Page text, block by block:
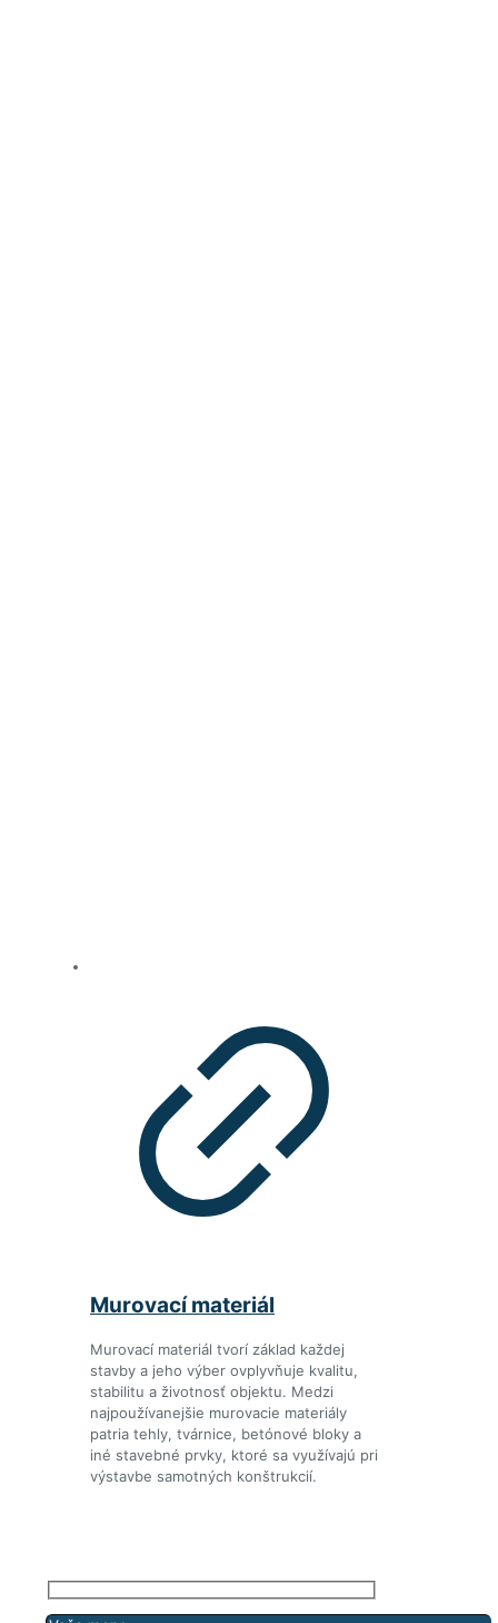
Murovací materiál
Murovací materiál tvorí základ každej
stavby a jeho výber ovplyvňuje kvalitu,
stabilitu a životnosť objektu. Medzi
najpoužívanejšie murovacie materiály
patria tehly, tvárnice, betónové bloky a
iné stavebné prvky, ktoré sa využívajú pri
výstavbe samotných konštrukcií.